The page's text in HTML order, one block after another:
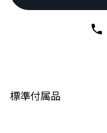
標準付属品